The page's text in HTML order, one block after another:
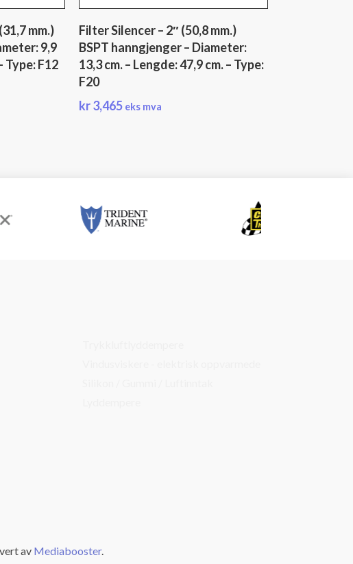
mm.)
9,9
Type: F12
Filter Silencer – 2″ (50,8 mm.)
BSPT hanngjenger – Diameter:
13,3 cm. – Lengde: 47,9 cm. – Type:
F20
kr3,465 eks mva
av Mediabooster.